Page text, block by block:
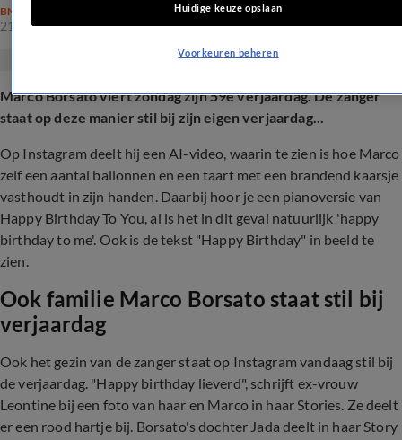
BN'ERS
21 dec 2025, 18:45
Marco Borsato viert zondag zijn 59e verjaardag. De zanger
staat op deze manier stil bij zijn eigen verjaardag...
Op Instagram deelt hij een AI-video, waarin te zien is hoe Marco
zelf een aantal ballonnen en een taart met een brandend kaarsje
vasthoudt in zijn handen. Daarbij hoor je een pianoversie van
Happy Birthday To You, al is het in dit geval natuurlijk 'happy
birthday to me'. Ook is de tekst "Happy Birthday" in beeld te
zien.
Ook familie Marco Borsato staat stil bij
verjaardag
Ook het gezin van de zanger staat op Instagram vandaag stil bij
de verjaardag. "Happy birthday lieverd", schrijft ex-vrouw
Leontine bij een foto van haar en Marco in haar Stories. Ze deelt
er een rood hartje bij. Borsato's dochter Jada deelt in haar Story
Huidige keuze opslaan
Voorkeuren beheren